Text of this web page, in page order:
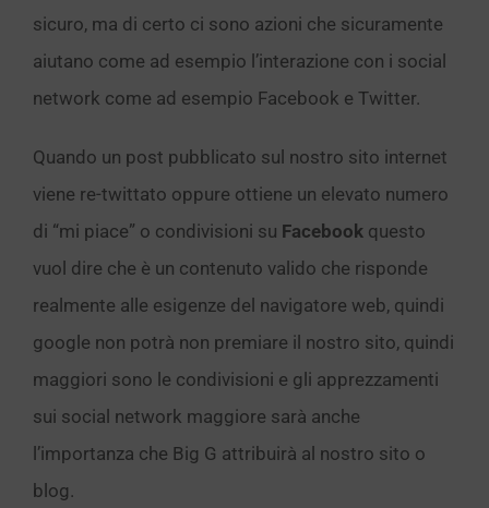
sicuro, ma di certo ci sono azioni che sicuramente
aiutano come ad esempio l’interazione con i social
network come ad esempio Facebook e Twitter.
Quando un post pubblicato sul nostro sito internet
viene re-twittato oppure ottiene un elevato numero
di “mi piace” o condivisioni su Facebook questo
vuol dire che è un contenuto valido che risponde
realmente alle esigenze del navigatore web, quindi
google non potrà non premiare il nostro sito, quindi
maggiori sono le condivisioni e gli apprezzamenti
sui social network maggiore sarà anche
l’importanza che Big G attribuirà al nostro sito o
blog.